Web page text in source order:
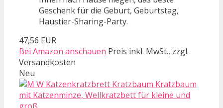
Geschenk für die Geburt, Geburtstag,
Haustier-Sharing-Party.
47,56 EUR
Bei Amazon anschauen Preis inkl. MwSt., zzgl.
Versandkosten
Neu